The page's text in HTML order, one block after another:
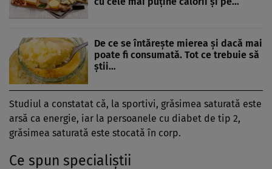
De ce se întărește mierea și dacă mai
poate fi consumată. Tot ce trebuie să
știi…
Studiul a constatat că, la sportivi, grăsimea saturată este
arsă ca energie, iar la persoanele cu diabet de tip 2,
grăsimea saturată este stocată în corp.
Ce spun specialiștii